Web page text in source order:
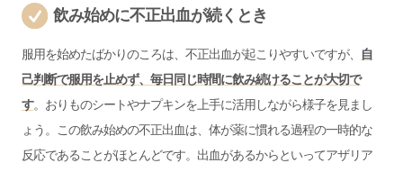
飲み始めに不正出血が続くとき
服用を始めたばかりのころは、不正出血が起こりやすいですが、
自
己判断で服用を止めず、毎日同じ時間に飲み続けることが大切で
す。おりものシートやナプキンを上手に活用しながら様子を見まし
ょう。この飲み始めの不正出血は、体が薬に慣れる過程の一時的な
反応であることがほとんどです。出血があるからといってアザリア